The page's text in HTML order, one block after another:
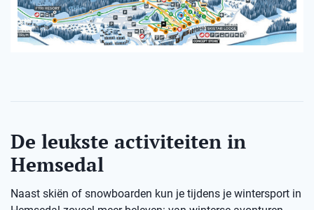
De leukste activiteiten in
Hemsedal
Naast skiën of snowboarden kun je tijdens je wintersport in